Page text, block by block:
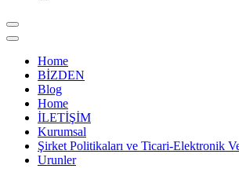
Home
BİZDEN
Blog
Home
İLETİŞİM
Kurumsal
Şirket Politikaları ve Ticari-Elektronik
Urunler